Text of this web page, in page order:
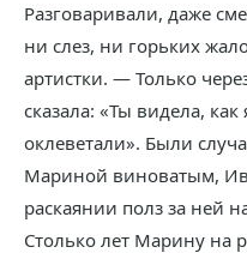
Разговаривали, даже
ни слез, ни горьких
артистки. — Только
сказала: «Ты видела,
оклеветали». Были
Мариной виноватым,
раскаянии полз за ней
Столько лет Марину на